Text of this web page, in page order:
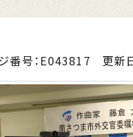
番号：E043817 更新